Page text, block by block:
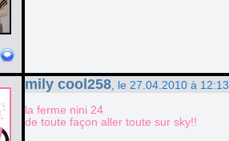
mily cool258 , le 27.04.2010 à 12:13
la ferme nini 24
de toute façon aller toute sur sky!!